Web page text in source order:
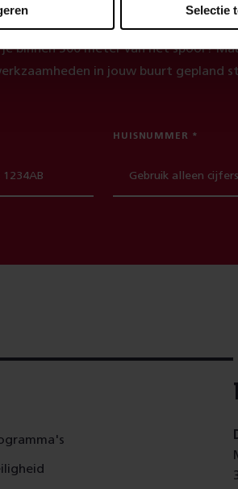
Selectie
binnen 300 meter van het spoor?
in jouw buurt gepland
HUISNUMMER